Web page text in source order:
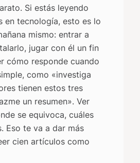
Si estás leyendo
en tecnología, esto es lo
mismo: entrar a
jugar con él un fin
cómo responde cuando
como «investiga
tienen estos tres
un resumen». Ver
se equivoca, cuáles
Eso te va a dar más
cien artículos como